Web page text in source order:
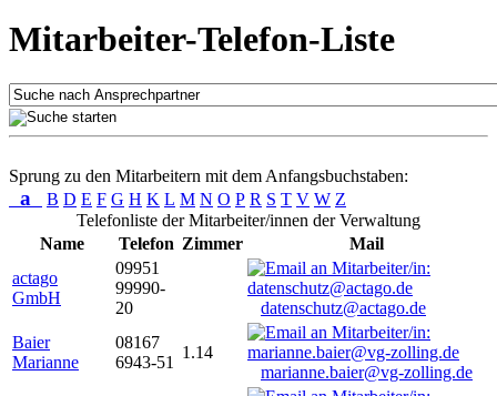
Mitarbeiter-Telefon-Liste
Sprung zu den Mitarbeitern mit dem Anfangsbuchstaben:
a B D E F G H K L M N O P R S T V W Z
Telefonliste der Mitarbeiter/innen der Verwaltung
Name
Telefon Zimmer
Mail
actago
GmbH
09951
99990-
20
datenschutz@actago.de
Baier
Marianne
08167
6943-51
1.14
marianne.baier@vg-zolling.de